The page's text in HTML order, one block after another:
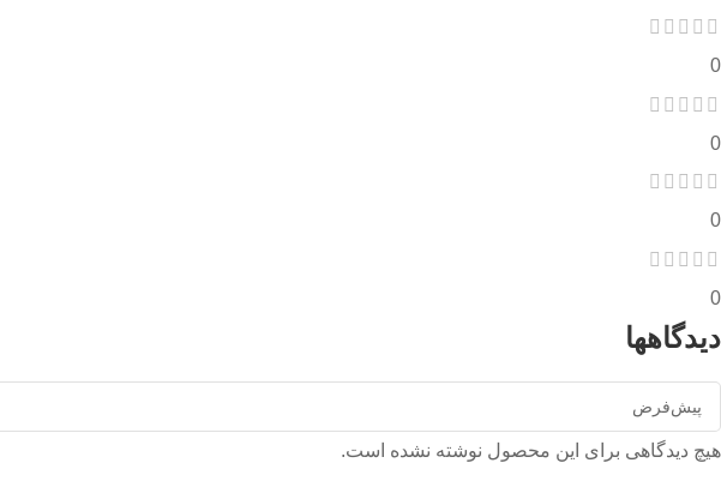
0
0
0
0
دیدگاهها
هیچ دیدگاهی برای این محصول نوشته نشده است.